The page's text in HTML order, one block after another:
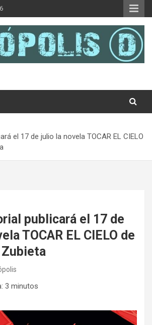
el 17 de julio la novela TOCAR EL CIELO
publicará el 17 de
TOCAR EL CIELO de
Zubieta
3 minutos